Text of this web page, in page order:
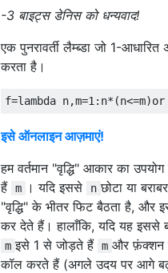
-3 बाइट्स डेनिस को धन्यवाद!
एक पुनरावर्ती लैम्ब्डा जो 1-
करता है।
f=lambda n,m=1 : n*(n<=m)or
इसे ऑनलाइन आज़माएं!
हम वर्तमान "वृद्धि" आकार का
हैं m । यदि इससे n छोटा या
"वृद्धि" के भीतर फिट बैठता है, और
कर देते हैं। हालाँकि, यदि यह इससे
m इसे 1 से जोड़ते हैं m और फ़ंक्शन
कॉल करते हैं (अगले उदय पर आगे